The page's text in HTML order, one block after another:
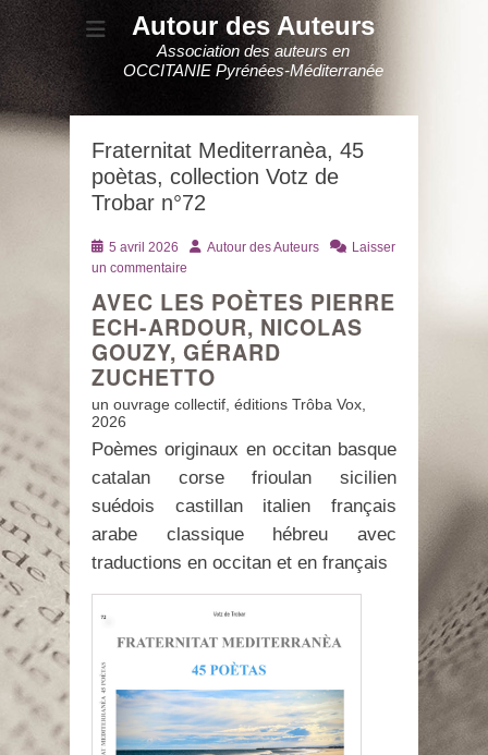
Autour des Auteurs
Association des auteurs en
OCCITANIE Pyrénées-Méditerranée
Fraternitat Mediterranèa, 45
poètas, collection Votz de
Trobar n°72
Posté
le
5 avril 2026 AuteurAutour des Auteurs
Laisser
un commentaire
AVEC LES POÈTES PIERRE
ECH-ARDOUR, NICOLAS
GOUZY, GÉRARD
ZUCHETTO
un ouvrage collectif, éditions Trôba Vox,
2026
Poèmes originaux en occitan basque
catalan corse frioulan sicilien
suédois castillan italien français
arabe classique hébreu avec
traductions en occitan et en français